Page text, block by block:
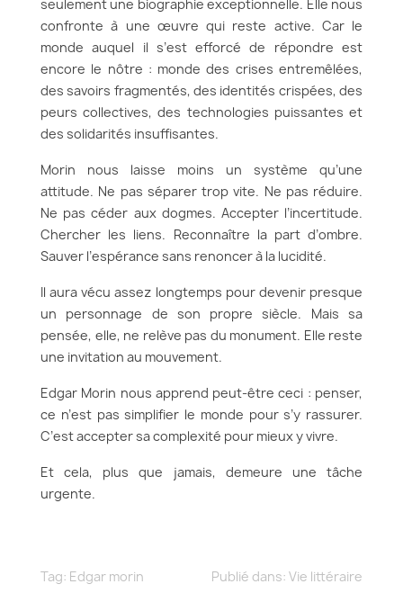
seulement une biographie exceptionnelle. Elle nous
confronte à une œuvre qui reste active. Car le
monde auquel il s’est efforcé de répondre est
encore le nôtre : monde des crises entremêlées,
des savoirs fragmentés, des identités crispées, des
peurs collectives, des technologies puissantes et
des solidarités insuffisantes.
Morin nous laisse moins un système qu’une
attitude. Ne pas séparer trop vite. Ne pas réduire.
Ne pas céder aux dogmes. Accepter l’incertitude.
Chercher les liens. Reconnaître la part d’ombre.
Sauver l’espérance sans renoncer à la lucidité.
Il aura vécu assez longtemps pour devenir presque
un personnage de son propre siècle. Mais sa
pensée, elle, ne relève pas du monument. Elle reste
une invitation au mouvement.
Edgar Morin nous apprend peut-être ceci : penser,
ce n’est pas simplifier le monde pour s’y rassurer.
C’est accepter sa complexité pour mieux y vivre.
Et cela, plus que jamais, demeure une tâche
urgente.
Tag: Edgar morin Publié dans: Vie littéraire